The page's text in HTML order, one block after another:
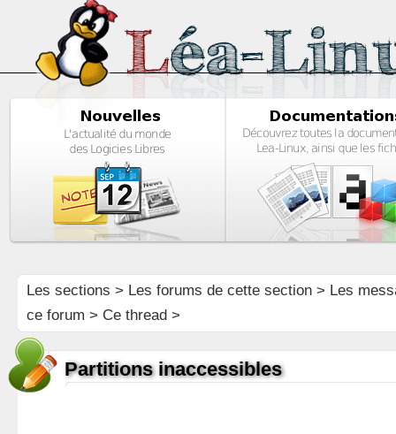
Les sections > Les forums de cette section> Les
ce forum > Ce thread >
Partitions inaccessibles